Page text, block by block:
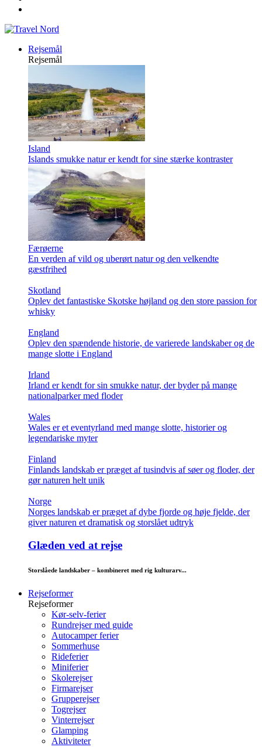
Rejsemål
Rejsemål
Island
Islands smukke natur er kendt for sine stærke kontraster
Færøerne
En verden af vild og uberørt natur og den velkendte
gæstfrihed
Skotland
Oplev det fantastiske Skotske højland og den store passion for
whisky
England
Oplev den spændende historie, de varierede landskaber og de
mange slotte i England
Irland
Irland er kendt for sin smukke natur, der byder på mange
nationalparker med floder
Wales
Wales er et eventyrland med mange slotte, historier og
legendariske myter
Finland
Finlands landskab er præget af tusindvis af søer og floder, der
gør naturen helt unik
Norge
Norges landskab er præget af dybe fjorde og høje fjelde, der
giver naturen et dramatisk og storslået udtryk
Glæden ved at rejse
Storslåede landskaber – kombineret med rig kulturarv...
Rejseformer
Rejseformer
Kør-selv-ferier
Rundrejser med guide
Autocamper ferier
Sommerhuse
Rideferier
Miniferier
Skolerejser
Firmarejser
Grupperejser
Togrejser
Vinterrejser
Glamping
Aktiviteter